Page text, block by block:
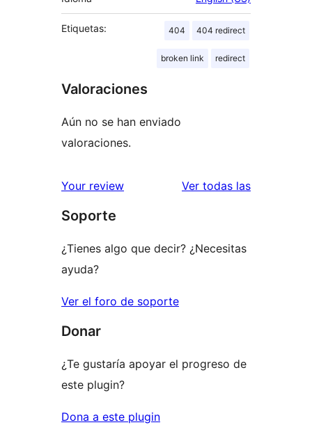
Etiquetas: 404 404 redirect
broken link redirect
Valoraciones
Aún no se han enviado
valoraciones.
Your review Ver todas las
Soporte
¿Tienes algo que decir? ¿Necesitas
ayuda?
Ver el foro de soporte
Donar
¿Te gustaría apoyar el progreso de
este plugin?
Dona a este plugin